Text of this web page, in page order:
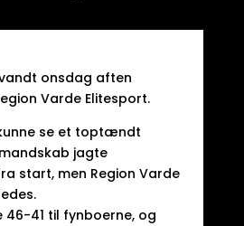
onsdag aften
Varde Elitesport.
se et toptændt
jagte
start, men Region Varde
46-41 til fynboerne, og